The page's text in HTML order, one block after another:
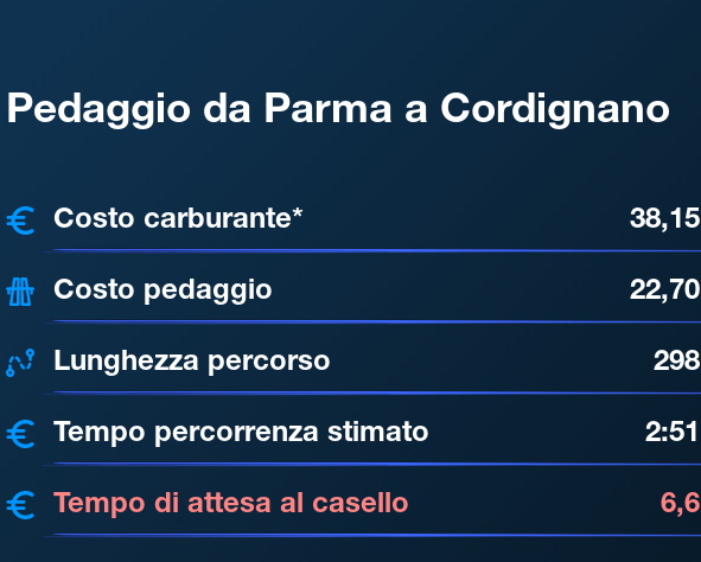
Pedaggio da Parma a Cordignano
Costo carburante* 38,15
Costo pedaggio 22,70
Lunghezza percorso 298
Tempo percorrenza stimato 2:51
Tempo di attesa al casello 6,6